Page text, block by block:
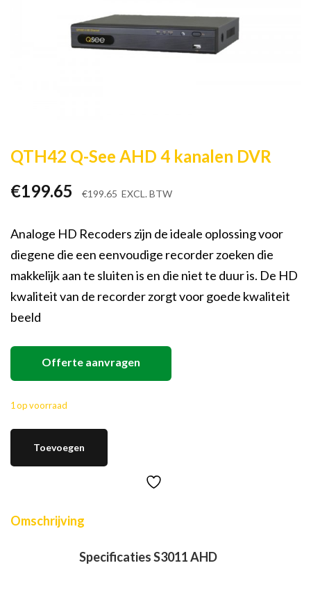
QTH42 Q-See AHD 4 kanalen DVR
€199.65 €199.65 EXCL. BTW
Analoge HD Recoders zijn de ideale oplossing voor
diegene die een eenvoudige recorder zoeken die
makkelijk aan te sluiten is en die niet te duur is. De HD
kwaliteit van de recorder zorgt voor goede kwaliteit
beeld
Offerte aanvragen
1 op voorraad
Toevoegen
Omschrijving
Specificaties S3011 AHD